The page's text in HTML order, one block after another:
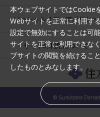
ソーシャルメディアポリシー
サイトの利用について
© Sumitomo
本ウェブサイトではCookie
Webサイトを正常に利用す
設定で無効にすることは可
サイトを正常に利用できな
ブサイトの閲覧を続けるこ
したものとみなします。